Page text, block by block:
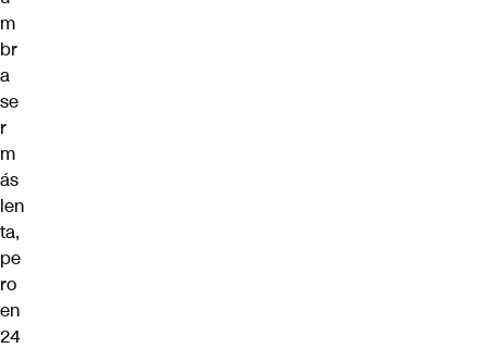
m
br
a
se
r
m
ás
len
ta,
pe
ro
en
24